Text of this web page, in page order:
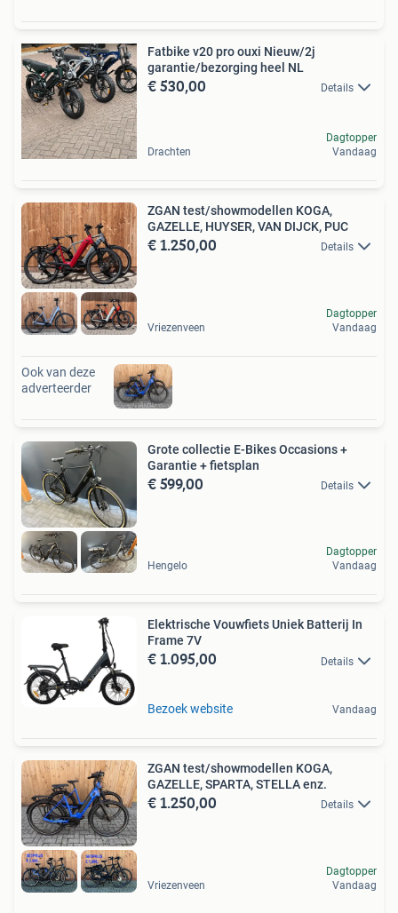
Fatbike v20 pro ouxi Nieuw/2j
garantie/bezorging heel NL
€ 530,00 Details
Drachten
Dagtopper
Vandaag
ZGAN test/showmodellen KOGA,
GAZELLE, HUYSER, VAN DIJCK, PUC
€ 1.250,00 Details
Vriezenveen
Dagtopper
Vandaag
Ook van deze
adverteerder
Grote collectie E-Bikes Occasions +
Garantie + fietsplan
€ 599,00 Details
Hengelo
Dagtopper
Vandaag
Elektrische Vouwfiets Uniek Batterij In
Frame 7V
€ 1.095,00 Details
Bezoek website Vandaag
ZGAN test/showmodellen KOGA,
GAZELLE, SPARTA, STELLA enz.
€ 1.250,00 Details
Vriezenveen
Dagtopper
Vandaag